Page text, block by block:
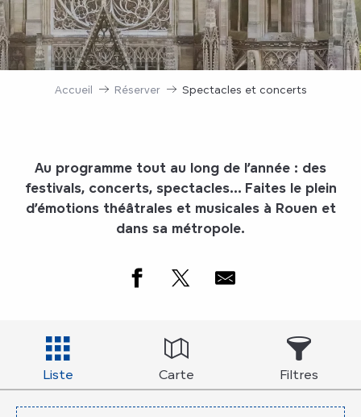
Accueil Réserver Spectacles et concerts
Au programme tout au long de l’année : des
festivals, concerts, spectacles… Faites le plein
d’émotions théâtrales et musicales à Rouen et
dans sa métropole.
Liste Carte Filtres